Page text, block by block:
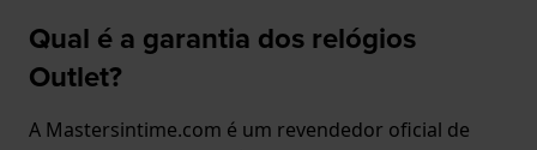
Qual é a garantia dos relógios
Outlet?
A Mastersintime.com é um revendedor oficial de